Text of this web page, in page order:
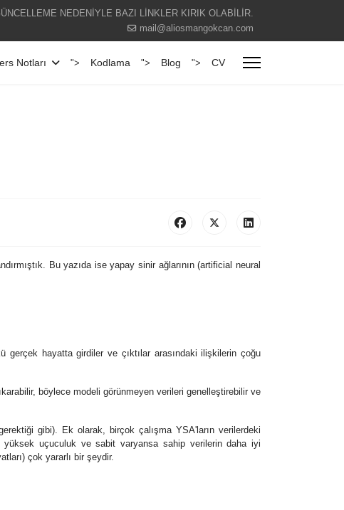
NEDENİYLE BAZI LİNKLER KIRIK OLABİLİR.
mail@aliosmangokcan.com
Notları "> Kodlama "> Blog "> CV
Bu yazıda ise yapay sinir ağlarının (artificial neural
gerçek hayatta girdiler ve çıktılar arasındaki ilişkilerin çoğu
böylece modeli görünmeyen verileri genelleştirebilir ve
gibi). Ek olarak, birçok çalışma YSA'ların verilerdeki
yüksek uçuculuk ve sabit varyansa sahip verilerin daha iyi
çok yararlı bir şeydir.